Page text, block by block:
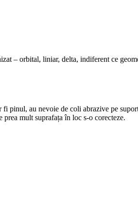
– orbital, liniar, delta, indiferent ce
pinul, au nevoie de coli abrazive pe
mult suprafața în loc s-o corecteze.